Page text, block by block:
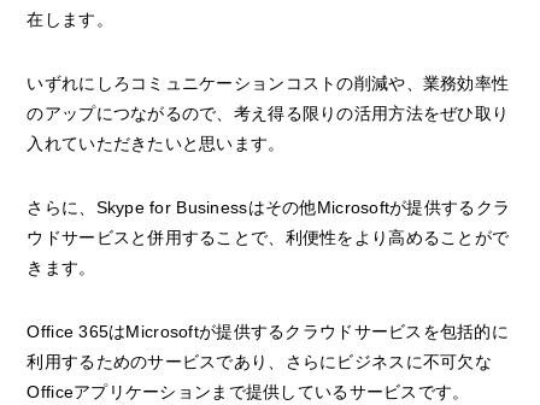
在します。
いずれにしろコミュニケーションコストの削減や、業務効率性
のアップにつながるので、考え得る限りの活用方法をぜひ取り
入れていただきたいと思います。
さらに、Skype for Businessはその他Microsoftが提供するクラ
ウドサービスと併用することで、利便性をより高めることがで
きます。
Office 365はMicrosoftが提供するクラウドサービスを包括的に
利用するためのサービスであり、さらにビジネスに不可欠な
Officeアプリケーションまで提供しているサービスです。